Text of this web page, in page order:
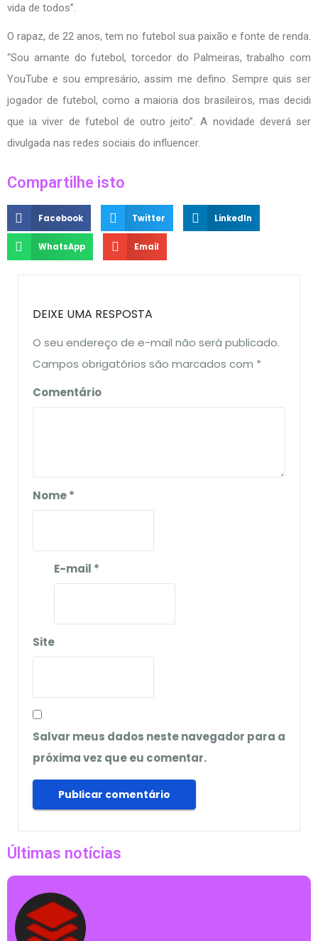
vida de todos”.
O rapaz, de 22 anos, tem no futebol sua paixão e fonte de renda.
“Sou amante do futebol, torcedor do Palmeiras, trabalho com
YouTube e sou empresário, assim me defino. Sempre quis ser
jogador de futebol, como a maioria dos brasileiros, mas decidi
que ia viver de futebol de outro jeito”. A novidade deverá ser
divulgada nas redes sociais do influencer.
Compartilhe isto
Facebook Twitter LinkedIn
WhatsApp Email
DEIXE UMA RESPOSTA
O seu endereço de e-mail não será publicado.
Campos obrigatórios são marcados com *
Comentário
Nome*
E-mail *
Site
Salvar meus dados neste navegador para a
próxima vez que eu comentar.
Últimas notícias